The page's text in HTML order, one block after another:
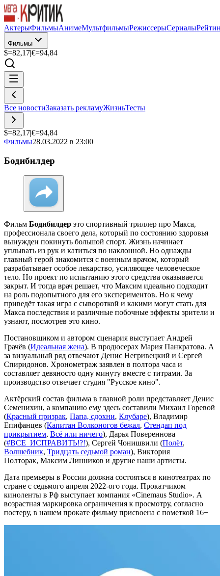
АктерыФильмыАнимеМультфильмыРежиссерыСериалы
Фильмы
$=82,17|€=94,84
Все новостиЗаказать рекламуЖизньТесты
$=82,17|€=94,84
Фильмы28.03.2022 в 23:00
Бодибилдер
Фильм Бодибилдер это спортивный триллер про Макса,
профессионала своего дела, который по состоянию здоровья
вынужден покинуть большой спорт. Жизнь начинает
уплывать из рук и катиться по наклонной. Но однажды
главный герой знакомится с военным врачом, который
разрабатывает особое лекарство, усиляющее человеческое
тело. Но проект по испытанию этого средства оказывается
закрыт. И тогда врач решает, что Максим идеально подходит
на роль подопытного для его экспериментов. Но к чему
приведёт такая игра с сывороткой и какими могут стать для
Макса последствия и различные побочные эффекты зрители и
узнают, посмотрев это кино.
Постановщиком и автором сценария выступает Андрей
Грачёв (Идеальная жена). В продюсерах Мария Панкратова. А
за визуальный ряд отвечают Денис Негривецкий и Сергей
Спиридонов. Хронометраж заявлен в полтора часа и
составляет девяносто одну минуту вместе с титрами. За
производство отвечает студия "Русское кино".
Актёрский состав фильма в главной роли представляет Денис
Семенихин, а компанию ему здесь составили Михаил Горевой
(Красный призрак, Папа, сдохни, Клубаре), Владимир
Епифанцев (Капитан Волконогов бежал, Стендап под
прикрытием, Всё или ничего), Дарья Повереннова
(#ВСЕ_ИСПРАВИТЬ!?!), Сергей Чонишвили (Полёт,
Волшебник, Тридцать седьмой роман), Виктория
Полторак, Максим Линников и другие наши артисты.
Дата премьеры в России должна состояться в кинотеатрах по
стране с седьмого апреля 2022-ого года. Прокатчиком
киноленты в Рф выступает компания «Cinemaus Studio». А
возрастная маркировка ограничения к просмотру, согласно
постеру, в нашем прокате фильму присвоена с пометкой 16+